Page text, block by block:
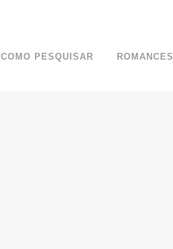
COMO PESQUISAR ROMANCES